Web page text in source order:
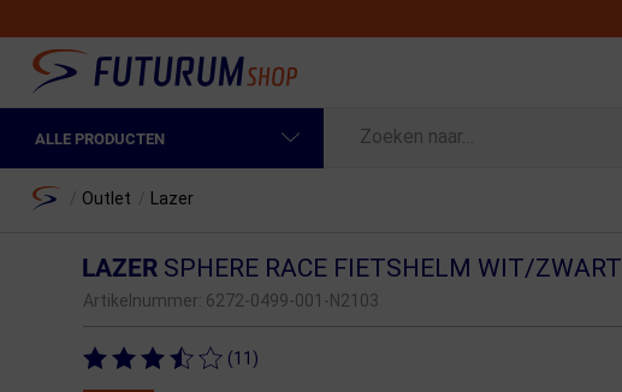
ALLE PRODUCTEN
Fietskleding Heren
Fietsonderdelen
Home Outlet Lazer
LAZERSPHERE RACE FIETSHELM WIT/ZWART
Artikelnummer: 6272-0499-001-N2103
(11)